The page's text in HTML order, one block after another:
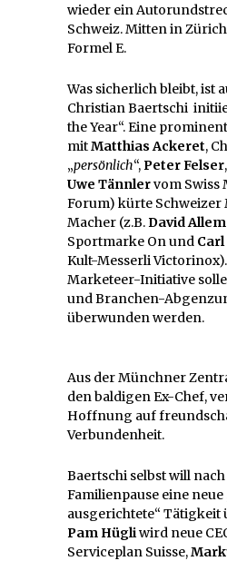
wieder ein
Schweiz. Mitten in
Formel E.
Was sicherlich bleibt, ist
Christian Baertschi
the Year“. Eine
mitMatthias Ackeret,
„persönlich“, Peter Felser
Uwe Tännlervom Swiss
Forum) kürte
Macher (z.B. David
Sportmarke On und
Kult-Messerli
Marketeer-Initiative
und Branchen-
überwunden werden.
Aus der Münchner
den baldigen Ex-Chef,
Hoffnung auf
Verbundenheit.
Baertschi selbst will
Familienpause eine
ausgerichtete“ Tätigkeit
Pam Hügliwird neue
Serviceplan Suisse,